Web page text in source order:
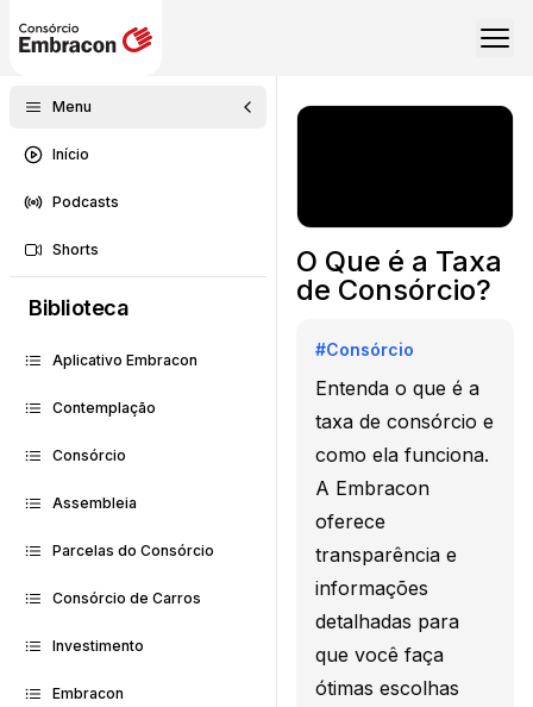
Menu
Início
Podcasts
Shorts
Biblioteca
Aplicativo Embracon
Contemplação
Consórcio
Assembleia
Parcelas do Consórcio
Consórcio de Carros
Investimento
Embracon
O Que é a Taxa
de Consórcio?
#Consórcio
Entenda o que é a
taxa de consórcio e
como ela funciona.
A Embracon
oferece
transparência e
informações
detalhadas para
que você faça
ótimas escolhas